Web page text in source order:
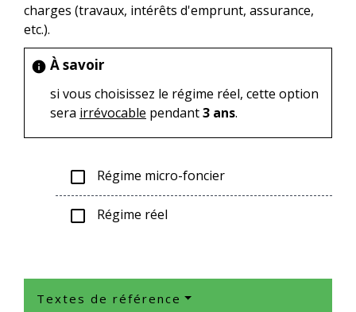
charges (travaux, intérêts d'emprunt, assurance,
etc.).
info À savoir
si vous choisissez le régime réel, cette option
sera irrévocable pendant3 ans.
check_box_outline_blank Régime micro-foncier
check_box_outline_blank Régime réel
Textes de référence